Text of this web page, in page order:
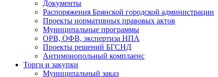
Документы
Распоряжения Брянской городской администрации
Проекты нормативных правовых актов
Муниципальные программы
ОРВ, ОФВ, экспертиза НПА
Проекты решений БГСНД
Антимонопольный комплаенс
Торги и закупки
Муниципальный заказ